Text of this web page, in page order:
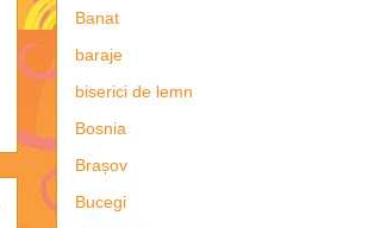
Banat
baraje
biserici de lemn
Bosnia
Brașov
Bucegi